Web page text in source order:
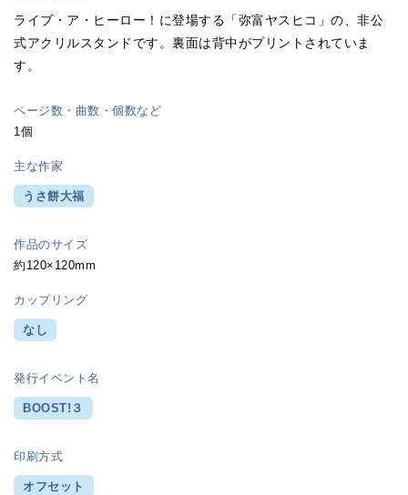
ライブ・ア・ヒーロー！に登場する「弥富ヤスヒコ」の、非公
式アクリルスタンドです。裏面は背中がプリントされていま
す。
ページ数・曲数・個数など
1個
主な作家
うさ餅大福
作品のサイズ
約120×120mm
カップリング
なし
発行イベント名
BOOST!３
印刷方式
オフセット